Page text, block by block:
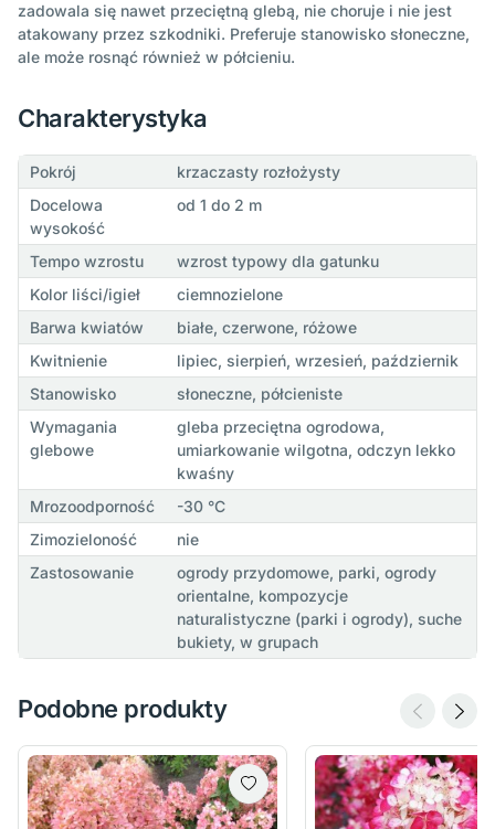
zadowala się nawet przeciętną glebą, nie choruje i nie jest
atakowany przez szkodniki. Preferuje stanowisko słoneczne,
ale może rosnąć również w półcieniu.
Charakterystyka
Pokrój
krzaczasty rozłożysty
Docelowa
wysokość
od 1 do 2 m
Tempo wzrostu
wzrost typowy dla gatunku
Kolor liści/igieł
ciemnozielone
Barwa kwiatów
białe, czerwone, różowe
Kwitnienie
lipiec, sierpień, wrzesień, październik
Stanowisko
słoneczne, półcieniste
Wymagania
glebowe
gleba przeciętna ogrodowa,
umiarkowanie wilgotna, odczyn lekko
kwaśny
Mrozoodporność
-30 °C
Zimozieloność
nie
Zastosowanie
ogrody przydomowe, parki, ogrody
orientalne, kompozycje
naturalistyczne (parki i ogrody), suche
bukiety, w grupach
Podobne produkty